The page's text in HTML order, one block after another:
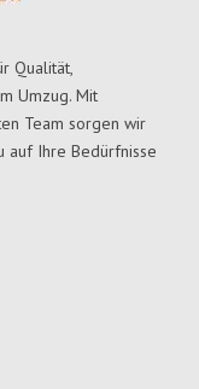
Qualität,
Umzug. Mit
Team sorgen wir
auf Ihre Bedürfnisse